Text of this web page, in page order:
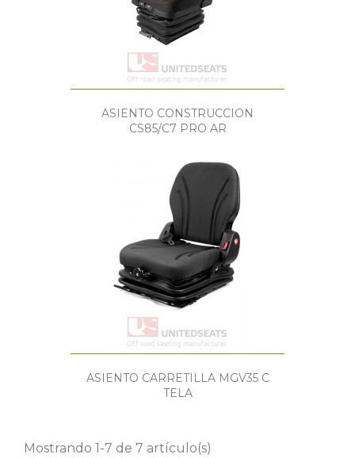
ASIENTO CONSTRUCCION
CS85/C7 PRO AR
ASIENTO CARRETILLA MGV35 C
TELA
Mostrando 1-7 de 7 artículo(s)